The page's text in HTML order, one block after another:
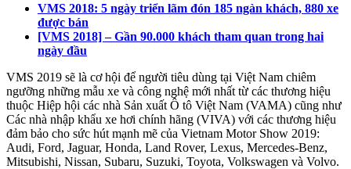
VMS 2018: 5 ngày triển lãm đón 185 ngàn khách, 880 xe
được bán
[VMS 2018] – Gần 90.000 khách tham quan trong hai
ngày đầu
VMS 2019 sẽ là cơ hội để người tiêu dùng tại Việt Nam chiêm
ngưỡng những mẫu xe và công nghệ mới nhất từ các thương hiệu
thuộc Hiệp hội các nhà Sản xuất Ô tô Việt Nam (VAMA) cũng như
Các nhà nhập khẩu xe hơi chính hãng (VIVA) với các thương hiệu
đảm bảo cho sức hút mạnh mẽ của Vietnam Motor Show 2019:
Audi, Ford, Jaguar, Honda, Land Rover, Lexus, Mercedes-Benz,
Mitsubishi, Nissan, Subaru, Suzuki, Toyota, Volkswagen và Volvo.